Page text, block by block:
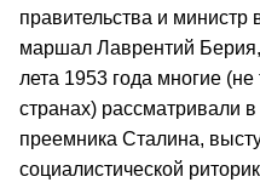
правительства и
маршал Лаврентий Берия,
лета 1953 года многие
странах) рассматривали
преемника Сталина,
социалистической